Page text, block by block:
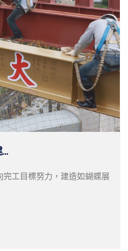
完工目標努力，建造如蝴蝶展